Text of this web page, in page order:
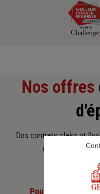
Nos offres
Des contrats clairs et
d’aujourd’hui et
Pour les